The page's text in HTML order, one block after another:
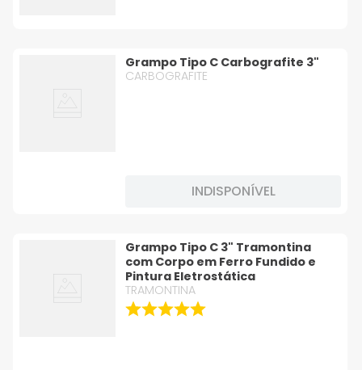
Grampo Tipo C Carbografite 3"
CARBOGRAFITE
INDISPONÍVEL
Grampo Tipo C 3" Tramontina
com Corpo em Ferro Fundido e
Pintura Eletrostática
TRAMONTINA